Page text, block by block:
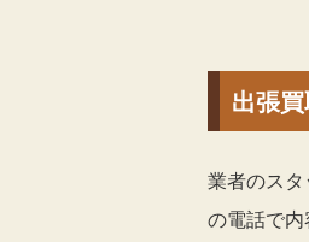
出張
業者のス
の電話で